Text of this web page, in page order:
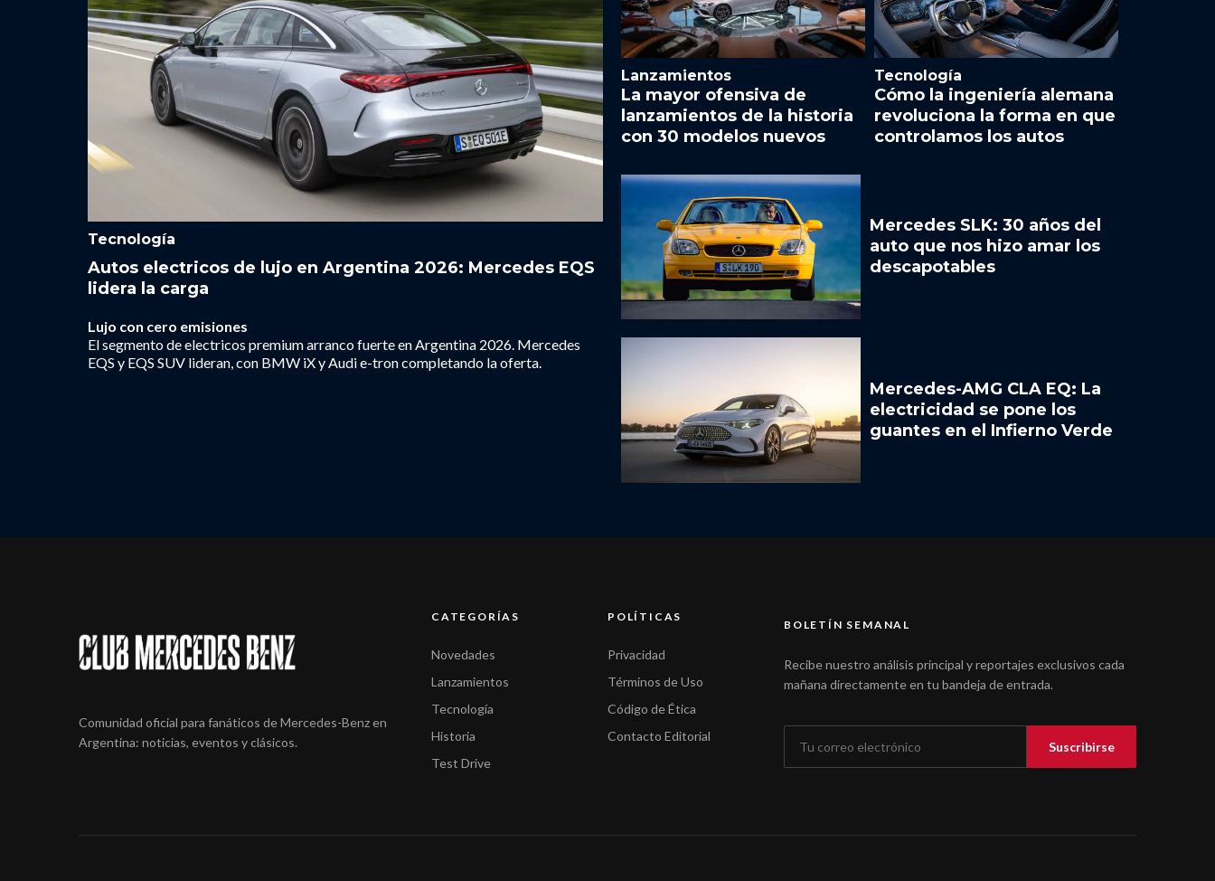
Tecnología
Autos electricos de lujo en Argentina 2026: Mercedes EQS
lidera la carga
Lujo con cero emisiones
El segmento de electricos premium arranco fuerte en Argentina 2026. Mercedes
EQS y EQS SUV lideran, con BMW iX y Audi e-tron completando la oferta.
Lanzamientos
La mayor ofensiva de
lanzamientos de la historia
con 30 modelos nuevos
Tecnología
Cómo la ingeniería alemana
revoluciona la forma en que
controlamos los autos
Mercedes SLK: 30 años del
auto que nos hizo amar los
descapotables
Mercedes-AMG CLA EQ: La
electricidad se pone los
guantes en el Infierno Verde
Comunidad oficial para fanáticos de Mercedes-Benz en
Argentina: noticias, eventos y clásicos.
CATEGORÍAS
Novedades
Lanzamientos
Tecnología
Historia
Test Drive
POLÍTICAS
Privacidad
Términos de Uso
Código de Ética
Contacto Editorial
BOLETÍN SEMANAL
Recibe nuestro análisis principal y reportajes exclusivos cada
mañana directamente en tu bandeja de entrada.
Suscribirse